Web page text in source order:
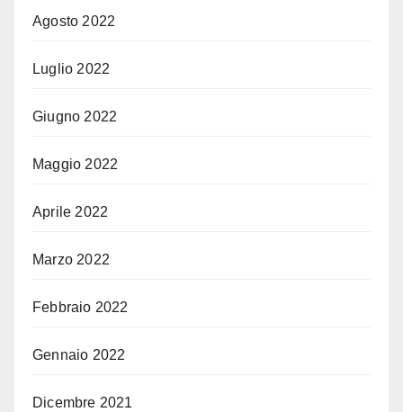
Agosto 2022
Luglio 2022
Giugno 2022
Maggio 2022
Aprile 2022
Marzo 2022
Febbraio 2022
Gennaio 2022
Dicembre 2021